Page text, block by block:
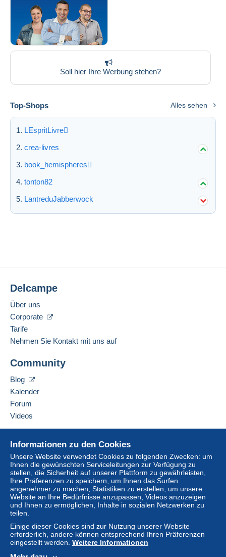
Soll hier Ihre Werbung stehen?
Top-Shops Alles sehen
LEspritLivre
crea-livres
book_hemispheres
tonton82
LantreduJabberwock
Informationen zu den Cookies
Unsere Website verwendet Cookies zu folgenden Zwecken: um
Ihnen die gewünschten Serviceleitungen zur Verfügung zu
stellen, die Sicherheit auf unserer Plattform zu gewährleisten,
Ihre Präferenzen zu speichern, um Ihnen das Surfen
angenehmer zu machen, Statistiken zu erstellen, um unsere
Website an Ihre Bedürfnisse anzupassen, Videos anzuzeigen
und Ihnen zu ermöglichen, Inhalte in sozialen Netzwerken zu
teilen.
Einige dieser Cookies sind zur Nutzung unserer Website
erforderlich, andere können entsprechend Ihren Präferenzen
eingestellt werden. Weitere Informationen
Delcampe
Über uns
Corporate
Tarife
Nehmen Sie Kontakt mit uns auf
Community
Blog
Kalender
Forum
Videos
Online-Hilfe
Auf Delcampe kaufen
Auf Delcampe verkaufen
Eine sichere Website